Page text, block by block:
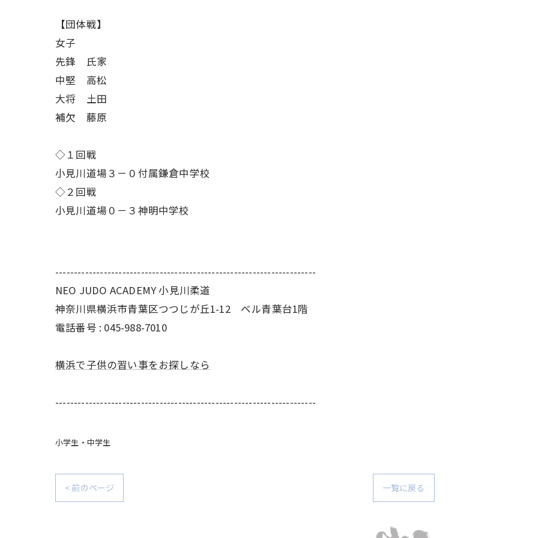
【団体戦】
女子
先鋒 氏家
中堅 高松
大将 土田
補欠 藤原
◇１回戦
小見川道場３－０付属鎌倉中学校
◇２回戦
小見川道場０－３神明中学校
----------------------------------------------------------------------
NEO JUDO ACADEMY 小見川柔道
神奈川県横浜市青葉区つつじが丘1-12 ベル青葉台1階
電話番号 : 045-988-7010
横浜で子供の習い事をお探しなら
----------------------------------------------------------------------
小学生・中学生
< 前のページ 一覧に戻る